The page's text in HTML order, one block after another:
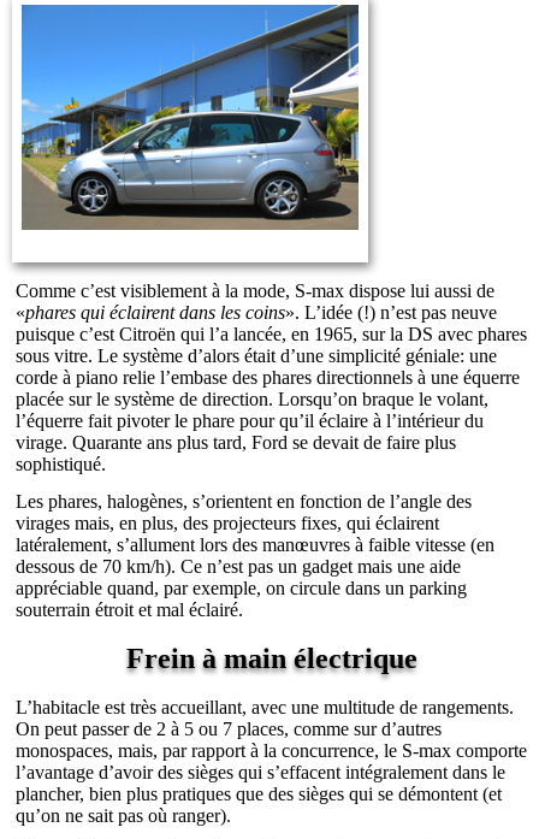
Comme c’est visiblement à la mode, S-max dispose lui aussi de
«phares qui éclairent dans les coins». L’idée (!) n’est pas neuve
puisque c’est Citroën qui l’a lancée, en 1965, sur la DS avec phares
sous vitre. Le système d’alors était d’une simplicité géniale: une
corde à piano relie l’embase des phares directionnels à une équerre
placée sur le système de direction. Lorsqu’on braque le volant,
l’équerre fait pivoter le phare pour qu’il éclaire à l’intérieur du
virage. Quarante ans plus tard, Ford se devait de faire plus
sophistiqué.
Les phares, halogènes, s’orientent en fonction de l’angle des
virages mais, en plus, des projecteurs fixes, qui éclairent
latéralement, s’allument lors des manœuvres à faible vitesse (en
dessous de 70 km/h). Ce n’est pas un gadget mais une aide
appréciable quand, par exemple, on circule dans un parking
souterrain étroit et mal éclairé.
Frein à main électrique
L’habitacle est très accueillant, avec une multitude de rangements.
On peut passer de 2 à 5 ou 7 places, comme sur d’autres
monospaces, mais, par rapport à la concurrence, le S-max comporte
l’avantage d’avoir des sièges qui s’effacent intégralement dans le
plancher, bien plus pratiques que des sièges qui se démontent (et
qu’on ne sait pas où ranger).